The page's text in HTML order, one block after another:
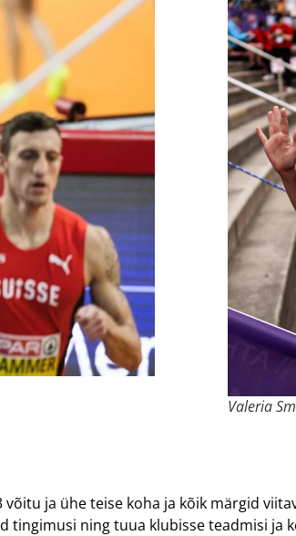
Valeria
ja ühe teise koha ja kõik märgid
ning tuua klubisse teadmisi ja